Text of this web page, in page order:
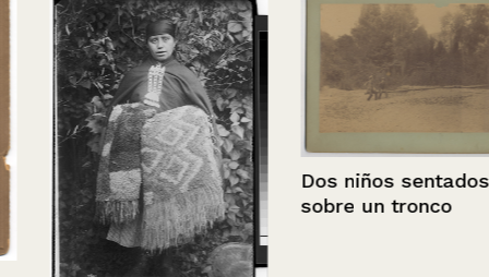
Dos niños sentados
sobre un tronco